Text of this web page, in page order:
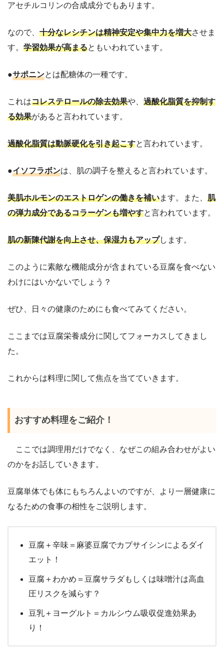
アセチルコリンの合成成分でもあります。
なので、 十分なレシチンは精神安定や集中力を増大させま
す。 学習効果が高まるともいわれています。
●サポニンとは配糖体の一種です。
これはコレステロールの除去効果や、 過酸化脂質を抑制す
る効果があると言われています。
過酸化脂質は動脈硬化を引き起こすと言われています。
●イソフラボンは、肌の調子を整えると言われています。
美肌ホルモンのエストロゲンの働きを補います。また、 肌
の弾力成分であるコラーゲンも増やすと言われています。
肌の新陳代謝を向上させ、保湿力もアップします。
このように素敵な機能成分が含まれている豆腐を食べない
わけにはいかないでしょう？
ぜひ、日々の健康のためにも食べてみてください。
ここまでは豆腐栄養成分に関してフォーカスしてきまし
た。
これからは料理に関して焦点を当てていきます。
おすすめ料理をご紹介！
ここでは調理用だけでなく、なぜこの組み合わせがよい
のかをお話していきます。
豆腐単体でも体にもちろんよいのですが、より一層健康に
なるための食事の相性をご説明します。
豆腐＋辛味＝麻婆豆腐でカプサイシンによるダイ
エット！
豆腐＋わかめ＝豆腐サラダもしくは味噌汁は高血
圧リスクを減らす？
豆乳＋ヨーグルト＝カルシウム吸収促進効果あ
り！